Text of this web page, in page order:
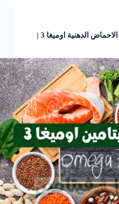
فيتامين اوميغا ٣ ماهي الاحماض الدهنية اوميغا 3 |